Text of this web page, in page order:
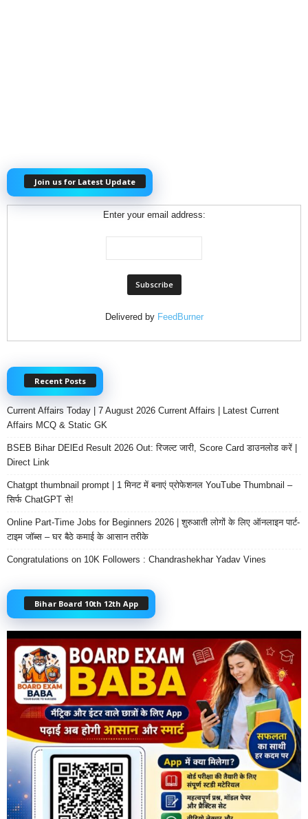
Join us for Latest Update
Enter your email address:
Delivered by FeedBurner
Recent Posts
Current Affairs Today | 7 August 2026 Current Affairs | Latest Current
Affairs MCQ & Static GK
BSEB Bihar DElEd Result 2026 Out: रिजल्ट जारी, Score Card डाउनलोड करें |
Direct Link
Chatgpt thumbnail prompt | 1 मिनट में बनाएं प्रोफेशनल YouTube Thumbnail –
सिर्फ ChatGPT से!
Online Part-Time Jobs for Beginners 2026 | शुरुआती लोगों के लिए ऑनलाइन पार्ट-
टाइम जॉब्स – घर बैठे कमाई के आसान तरीके
Congratulations on 10K Followers : Chandrashekhar Yadav Vines
Bihar Board 10th 12th App